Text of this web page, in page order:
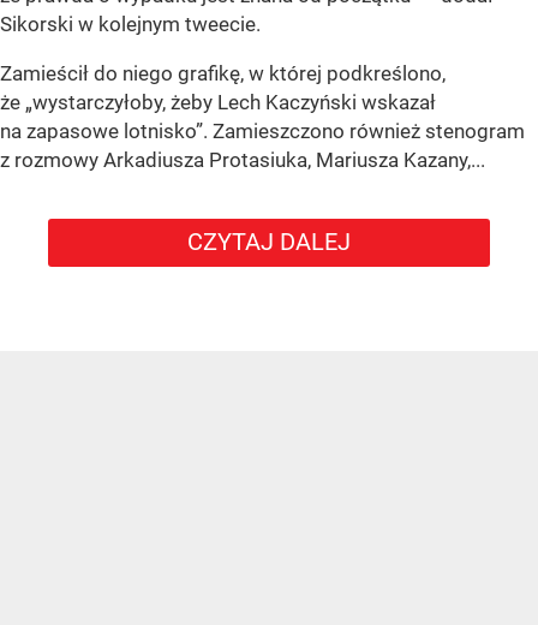
Sikorski w kolejnym tweecie.
Zamieścił do niego grafikę, w której podkreślono,
że „wystarczyłoby, żeby Lech Kaczyński wskazał
na zapasowe lotnisko”. Zamieszczono również stenogram
z rozmowy Arkadiusza Protasiuka, Mariusza Kazany,...
CZYTAJ DALEJ